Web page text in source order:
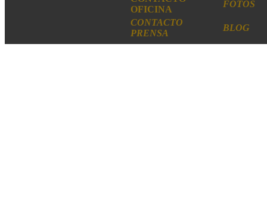
OFICINA
FOTOS
CONTACTO
PRENSA
BLOG